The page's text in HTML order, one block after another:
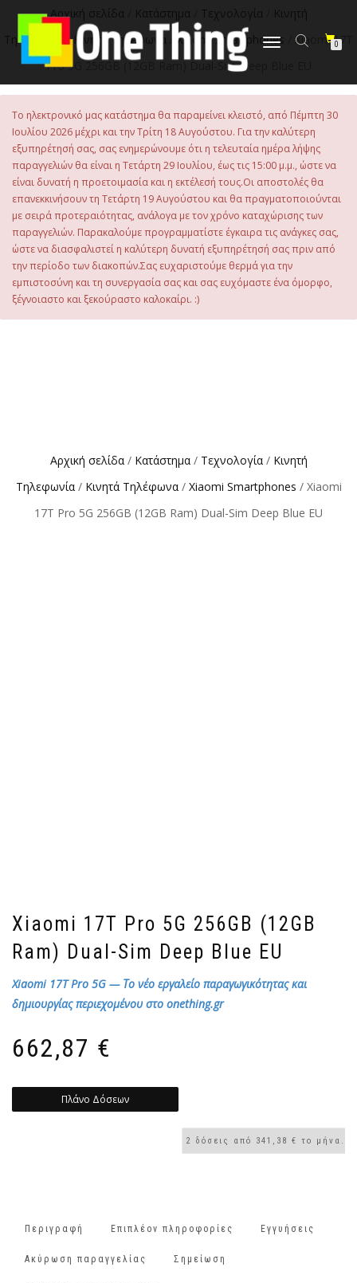
περιεχόμενο
Εναλλαγή
0
Αρχική σελίδα Κατάστημα Τεχνολογία
Κινητή
Τηλεφωνία
/Κινητά Τηλέφωνα Xiaomi Smartphones
/ Xiaomi 17T
Pro 5G 256GB (12GB Ram) Dual-Sim Deep Blue EU
Το ηλεκτρονικό μας κατάστημα θα παραμείνει κλειστό, από Πέμπτη 30
Ιουλίου 2026 μέχρι και την Τρίτη 18 Αυγούστου. Για την καλύτερη
εξυπηρέτησή σας, σας ενημερώνουμε ότι η τελευταία ημέρα λήψης
παραγγελιών θα είναι η Τετάρτη 29 Ιουλίου, έως τις 15:00 μ.μ., ώστε να
είναι δυνατή η προετοιμασία και η εκτέλεσή τους.Οι αποστολές θα
επανεκκινήσουν τη Τετάρτη 19 Αυγούστου και θα πραγματοποιούνται
με σειρά προτεραιότητας, ανάλογα με τον χρόνο καταχώρισης των
παραγγελιών. Παρακαλούμε προγραμματίστε έγκαιρα τις ανάγκες σας,
ώστε να διασφαλιστεί η καλύτερη δυνατή εξυπηρέτησή σας πριν από
την περίοδο των διακοπών.Σας ευχαριστούμε θερμά για την
εμπιστοσύνη και τη συνεργασία σας και σας ευχόμαστε ένα όμορφο,
ξέγνοιαστο και ξεκούραστο καλοκαίρι. :)
Αρχική σελίδα/ Κατάστημα/ Τεχνολογία/ Κινητή
Τηλεφωνία/ Κινητά Τηλέφωνα/ Xiaomi Smartphones / Xiaomi
17T Pro 5G 256GB (12GB Ram) Dual-Sim Deep Blue EU
Xiaomi 17T Pro 5G 256GB (12GB
Ram) Dual-Sim Deep Blue EU
Xiaomi 17T Pro 5G — Το νέο εργαλείο παραγωγικότητας και
δημιουργίας περιεχομένου στο onething.gr
662,87 €
Πλάνο Δόσεων
Περιγραφή Επιπλέον πληροφορίες Εγγυήσεις
Ακύρωση παραγγελίας Σημείωση